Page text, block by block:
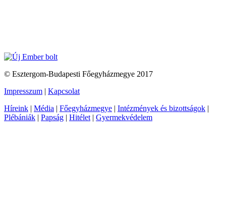
© Esztergom-Budapesti Főegyházmegye 2017
Impresszum | Kapcsolat
Híreink | Média | Főegyházmegye | Intézmények és bizottságok |
Plébániák | Papság | Hitélet | Gyermekvédelem